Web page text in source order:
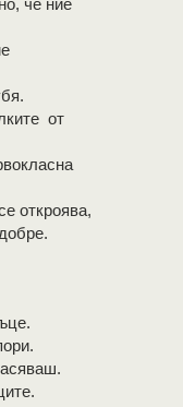
от
откроява,